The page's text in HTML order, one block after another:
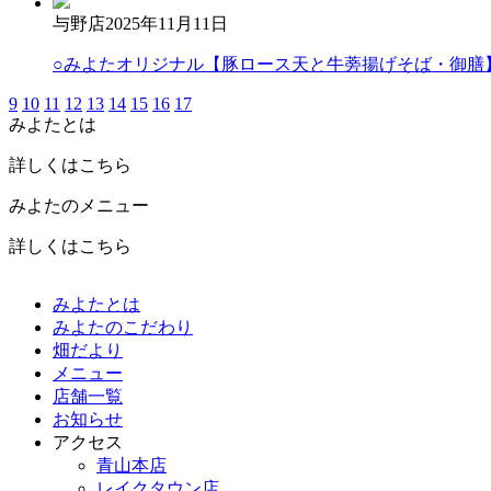
与野店2025年11月11日
○みよたオリジナル【豚ロース天と牛蒡揚げそば・御膳
9 10 11 12 13 14 15 16 17
みよたとは
詳しくはこちら
みよたのメニュー
詳しくはこちら
みよたとは
みよたのこだわり
畑だより
メニュー
店舗一覧
お知らせ
アクセス
青山本店